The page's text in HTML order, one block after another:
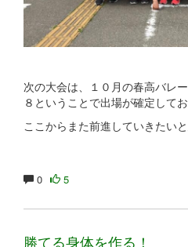
次の大会は、１０月の春高バレ
８ということで出場が確定してお
ここからまた前進していきたい
0 5
勝てる身体を作る！